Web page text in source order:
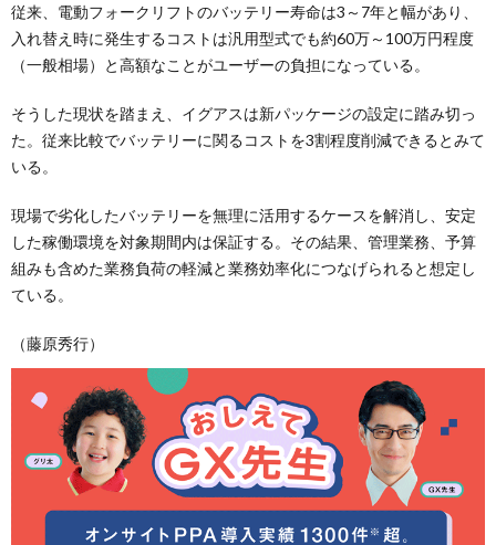
従来、電動フォークリフトのバッテリー寿命は3～7年と幅があり、
入れ替え時に発生するコストは汎用型式でも約60万～100万円程度
（一般相場）と高額なことがユーザーの負担になっている。
そうした現状を踏まえ、イグアスは新パッケージの設定に踏み切っ
た。従来比較でバッテリーに関るコストを3割程度削減できるとみて
いる。
現場で劣化したバッテリーを無理に活用するケースを解消し、安定
した稼働環境を対象期間内は保証する。その結果、管理業務、予算
組みも含めた業務負荷の軽減と業務効率化につなげられると想定し
ている。
（藤原秀行）